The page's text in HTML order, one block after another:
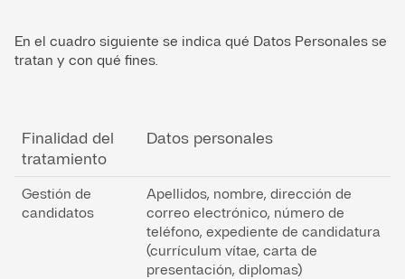
En el cuadro siguiente se indica qué Datos Personales se
tratan y con qué fines.
Finalidad del
tratamiento
Datos personales
Gestión de
candidatos
Apellidos, nombre, dirección de
correo electrónico, número de
teléfono, expediente de candidatura
(currículum vítae, carta de
presentación, diplomas)